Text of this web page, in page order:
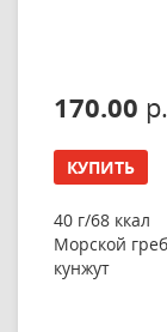
170.00 р.
КУПИТЬ
40 г/68 ккал
Морской
кунжут